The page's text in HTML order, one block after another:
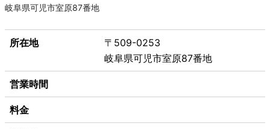
岐阜県可児市室原87番地
所在地
〒509-0253
岐阜県可児市室原87番地
営業時間
料金